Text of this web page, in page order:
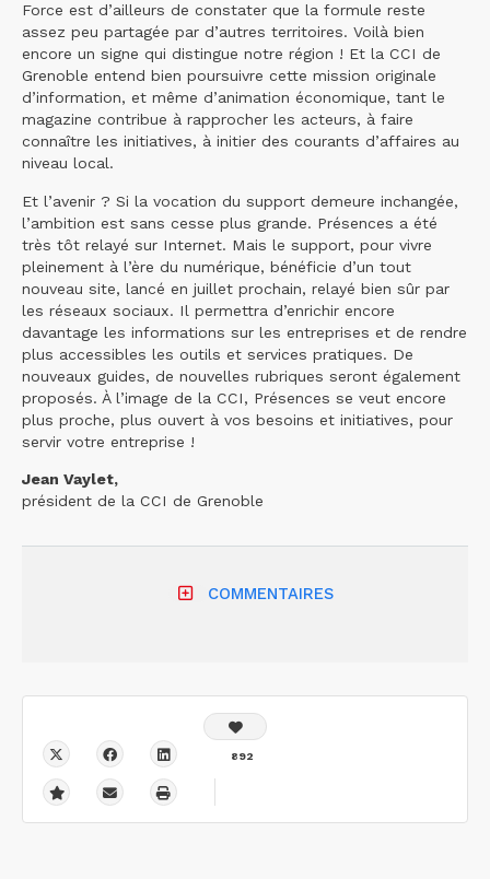
Force est d’ailleurs de constater que la formule reste
assez peu partagée par d’autres territoires. Voilà bien
encore un signe qui distingue notre région ! Et la CCI de
Grenoble entend bien poursuivre cette mission originale
d’information, et même d’animation économique, tant le
magazine contribue à rapprocher les acteurs, à faire
connaître les initiatives, à initier des courants d’affaires au
niveau local.
Et l’avenir ? Si la vocation du support demeure inchangée,
l’ambition est sans cesse plus grande. Présences a été
très tôt relayé sur Internet. Mais le support, pour vivre
pleinement à l’ère du numérique, bénéficie d’un tout
nouveau site, lancé en juillet prochain, relayé bien sûr par
les réseaux sociaux. Il permettra d’enrichir encore
davantage les informations sur les entreprises et de rendre
plus accessibles les outils et services pratiques. De
nouveaux guides, de nouvelles rubriques seront également
proposés. À l’image de la CCI, Présences se veut encore
plus proche, plus ouvert à vos besoins et initiatives, pour
servir votre entreprise !
Jean Vaylet,
président de la CCI de Grenoble
COMMENTAIRES
892